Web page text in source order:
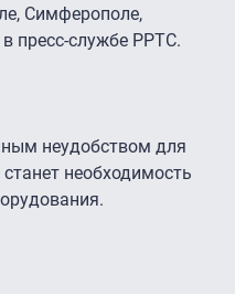
Симферополе,
пресс-службе РРТС.
неудобством для
необходимость